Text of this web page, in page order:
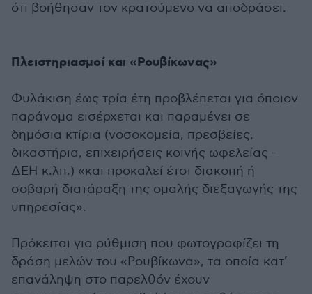
ότι βοήθησαν τον κρατούμενο να αποδράσει.
Πλειστηριασμοί και «Ρουβίκωνας»
Φυλάκιση έως τρία έτη προβλέπεται για όποιον
παράνομα εισέρχεται και παραμένει σε
δημόσια κτίρια (νοσοκομεία, πρεσβείες,
δικαστήρια, επιχειρήσεις κοινής ωφελείας -
ΔΕΗ κ.λπ.) «και προκαλεί έτσι διακοπή ή
σοβαρή διατάραξη της ομαλής διεξαγωγής της
υπηρεσίας».
Πρόκειται για ρύθμιση που φωτογραφίζει τη
δράση μελών του «Ρουβίκωνα», τα οποία κατ’
επανάληψη στο παρελθόν έχουν